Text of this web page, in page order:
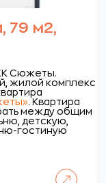
79 м2,
Сюжеты.
жилой комплекс
. Квартира
между общим
детскую,
гостиную